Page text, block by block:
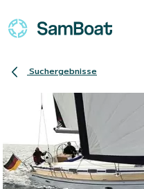
Suchergebnisse